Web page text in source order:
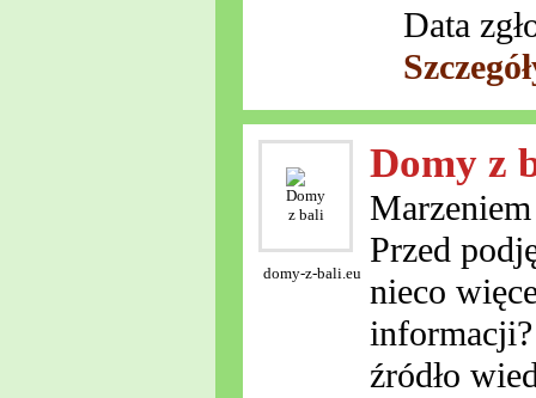
Data
domy-z-bali.eu
Domy z
Przed
nieco
źródło